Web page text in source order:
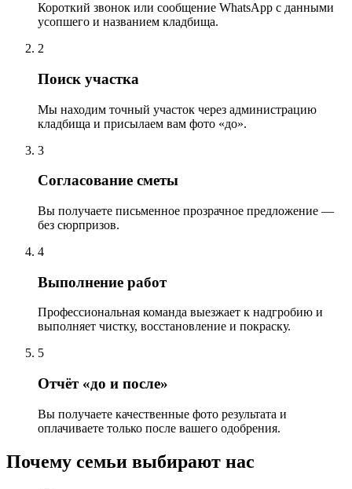
Короткий звонок или сообщение WhatsApp с данными
усопшего и названием кладбища.
2
Поиск участка
Мы находим точный участок через администрацию
кладбища и присылаем вам фото «до».
3
Согласование сметы
Вы получаете письменное прозрачное предложение —
без сюрпризов.
4
Выполнение работ
Профессиональная команда выезжает к надгробию и
выполняет чистку, восстановление и покраску.
5
Отчёт «до и после»
Вы получаете качественные фото результата и
оплачиваете только после вашего одобрения.
Почему семьи выбирают нас